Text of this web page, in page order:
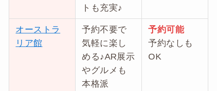
トも充実♪
オーストラ
リア館
予約不要で
気軽に楽し
める♪AR展示
やグルメも
本格派
予約可能
予約なしも
OK